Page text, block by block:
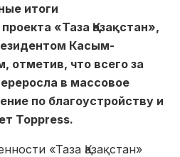
итоги
«Таза Қазақстан»,
Касым-
что всего за
в массовое
по благоустройству и
Toppress.
«Таза Қазақстан»